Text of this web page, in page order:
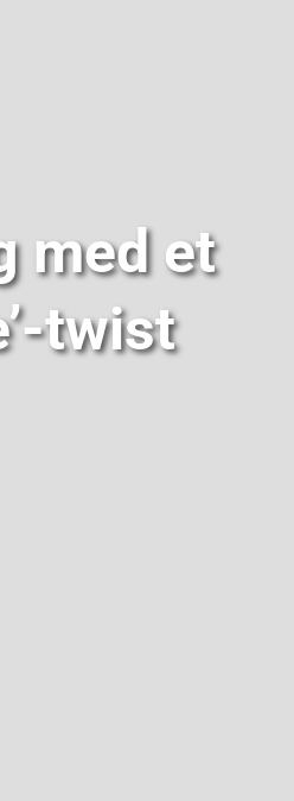
med et
twist